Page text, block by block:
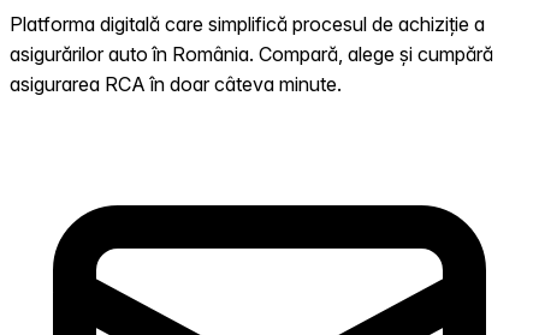
Platforma digitală care simplifică procesul de achiziție a
asigurărilor auto în România. Compară, alege și cumpără
asigurarea RCA în doar câteva minute.